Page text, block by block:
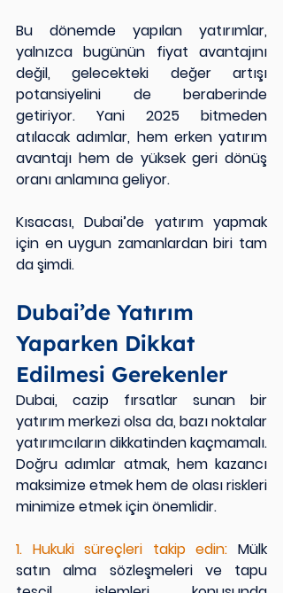
Bu dönemde yapılan yatırımlar,
yalnızca bugünün fiyat avantajını
değil, gelecekteki değer artışı
potansiyelini de beraberinde
getiriyor. Yani 2025 bitmeden
atılacak adımlar, hem erken yatırım
avantajı hem de yüksek geri dönüş
oranı anlamına geliyor.
Kısacası, Dubai’de yatırım yapmak
için en uygun zamanlardan biri tam
da şimdi.
Dubai’de Yatırım
Yaparken Dikkat
Edilmesi Gerekenler
Dubai, cazip fırsatlar sunan bir
yatırım merkezi olsa da, bazı noktalar
yatırımcıların dikkatinden kaçmamalı.
Doğru adımlar atmak, hem kazancı
maksimize etmek hem de olası riskleri
minimize etmek için önemlidir.
1. Hukuki süreçleri takip edin: Mülk
satın alma sözleşmeleri ve tapu